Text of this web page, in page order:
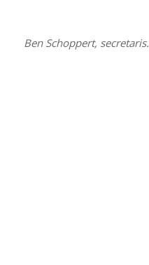
Ben Schoppert, secretaris.